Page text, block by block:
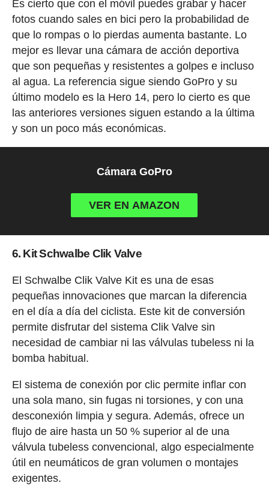
Es cierto que con el móvil puedes grabar y hacer
fotos cuando sales en bici pero la probabilidad de
que lo rompas o lo pierdas aumenta bastante. Lo
mejor es llevar una cámara de acción deportiva
que son pequeñas y resistentes a golpes e incluso
al agua. La referencia sigue siendo GoPro y su
último modelo es la Hero 14, pero lo cierto es que
las anteriores versiones siguen estando a la última
y son un poco más económicas.
Cámara GoPro
VER EN AMAZON
6. Kit Schwalbe Clik Valve
El Schwalbe Clik Valve Kit es una de esas
pequeñas innovaciones que marcan la diferencia
en el día a día del ciclista. Este kit de conversión
permite disfrutar del sistema Clik Valve sin
necesidad de cambiar ni las válvulas tubeless ni la
bomba habitual.
El sistema de conexión por clic permite inflar con
una sola mano, sin fugas ni torsiones, y con una
desconexión limpia y segura. Además, ofrece un
flujo de aire hasta un 50 % superior al de una
válvula tubeless convencional, algo especialmente
útil en neumáticos de gran volumen o montajes
exigentes.